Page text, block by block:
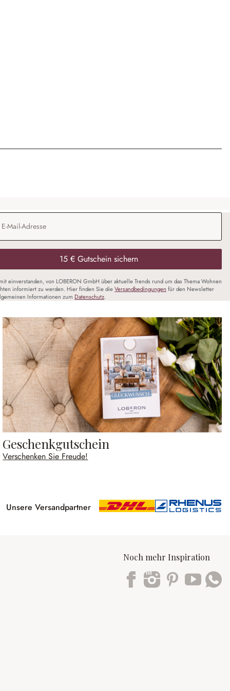
15 € Gutschein sichern
einverstanden, von LOBERON GmbH über aktuelle Trends rund um das Thema Wohnen
informiert zu werden. Hier finden Sie dieVersandbedingungen für den Newsletter
Informationen zum Datenschutz.
Geschenkgutschein
Verschenken Sie Freude!
Unsere Versandpartner
Noch mehr Inspiration